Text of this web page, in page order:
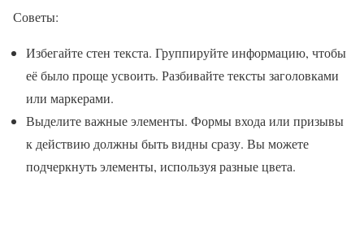
Советы:
Избегайте стен текста. Группируйте информацию, чтобы
её было проще усвоить. Разбивайте тексты заголовками
или маркерами.
Выделите важные элементы. Формы входа или призывы
к действию должны быть видны сразу. Вы можете
подчеркнуть элементы, используя разные цвета.